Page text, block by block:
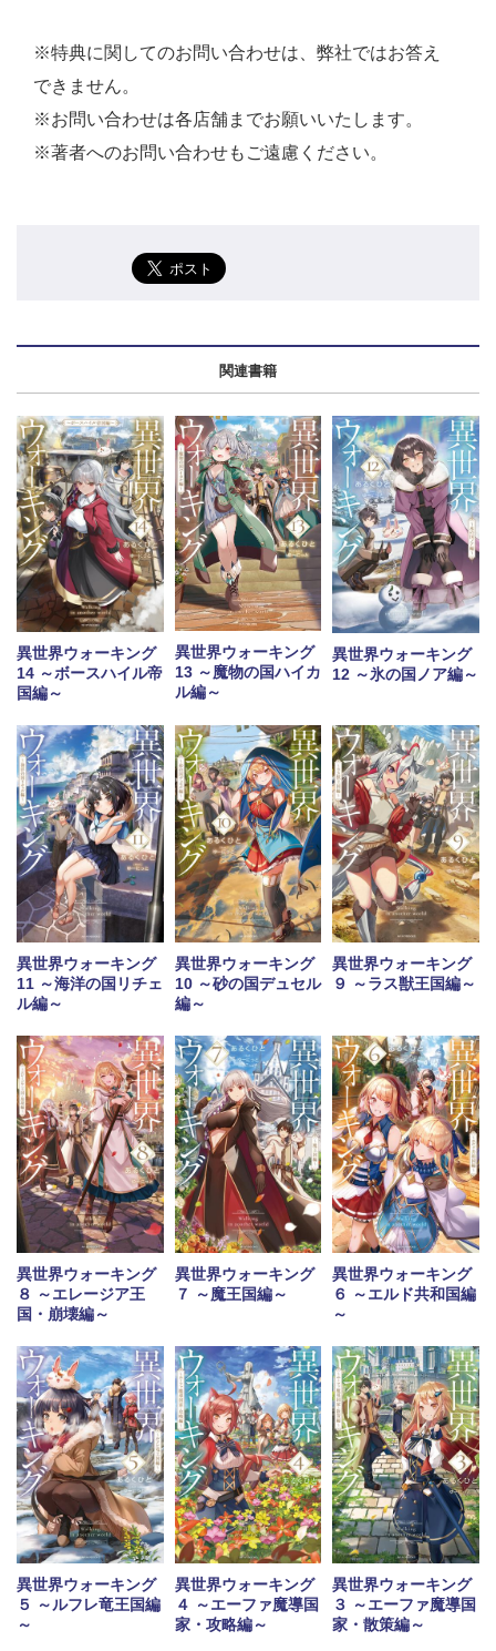
※特典に関してのお問い合わせは、弊社ではお答え
できません。
※お問い合わせは各店舗までお願いいたします。
※著者へのお問い合わせもご遠慮ください。
関連書籍
異世界ウォーキング
14 ～ボースハイル帝
国編～
異世界ウォーキング
13 ～魔物の国ハイカ
ル編～
異世界ウォーキング
12 ～氷の国ノア編～
異世界ウォーキング
11 ～海洋の国リチェ
ル編～
異世界ウォーキング
10 ～砂の国デュセル
編～
異世界ウォーキング
９ ～ラス獣王国編～
異世界ウォーキング
８ ～エレージア王
国・崩壊編～
異世界ウォーキング
７ ～魔王国編～
異世界ウォーキング
６ ～エルド共和国編
～
異世界ウォーキング
５ ～ルフレ竜王国編
～
異世界ウォーキング
４ ～エーファ魔導国
家・攻略編～
異世界ウォーキング
３ ～エーファ魔導国
家・散策編～